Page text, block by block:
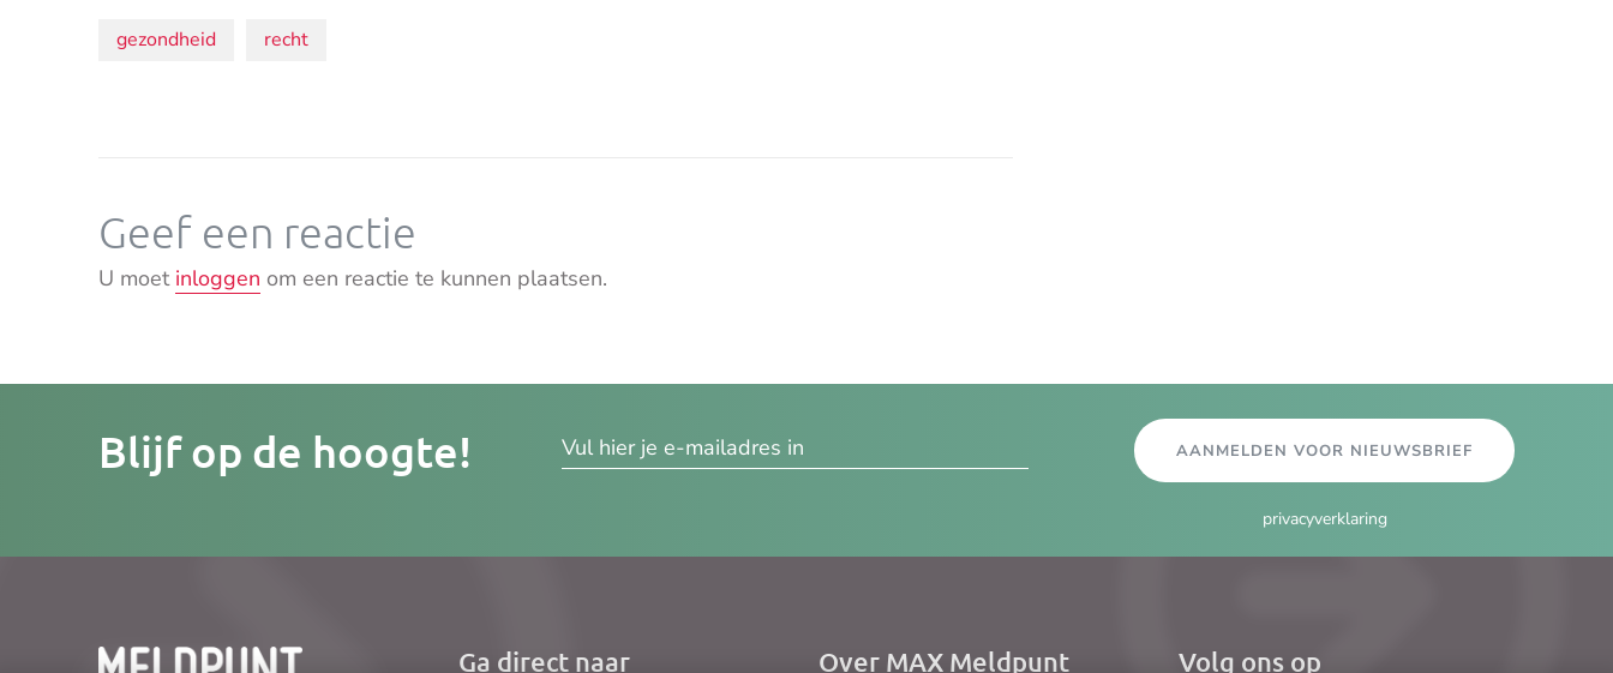
Onderwerpen:
gezondheid recht
Geef een reactie
U moet inloggen om een reactie te kunnen plaatsen.
Blijf op de hoogte! AANMELDEN VOOR NIEUWSBRIEF
privacyverklaring
Ga direct naar Over MAX Meldpunt Volg ons op